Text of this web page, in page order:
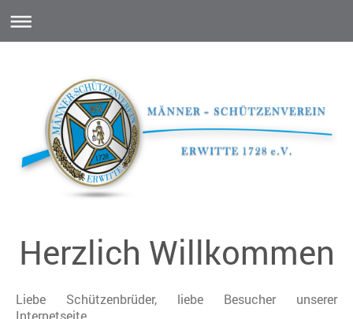
Herzlich Willkommen
Liebe Schützenbrüder, liebe Besucher unserer
Internetseite,